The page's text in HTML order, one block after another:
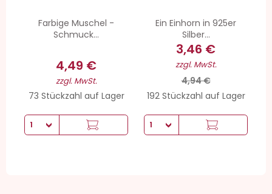
Farbige Muschel -
Schmuck...
4,49 €
zzgl. MwSt.
73 Stückzahl auf Lager
Ein Einhorn in 925er
Silber...
3,46 €
zzgl. MwSt.
4,94 €
192 Stückzahl auf Lager